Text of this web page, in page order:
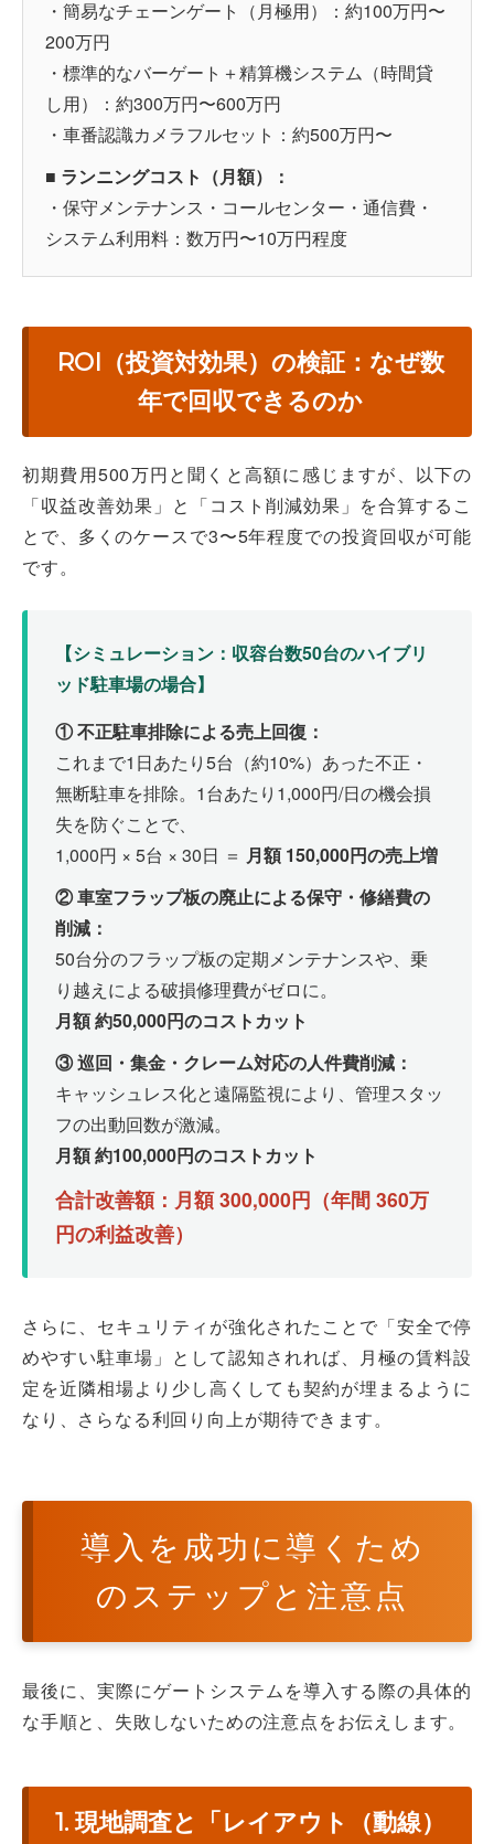
・簡易なチェーンゲート（月極用）：約100万円〜
200万円
・標準的なバーゲート＋精算機システム（時間貸
し用）：約300万円〜600万円
・車番認識カメラフルセット：約500万円〜
■ ランニングコスト（月額）：
・保守メンテナンス・コールセンター・通信費・
システム利用料：数万円〜10万円程度
ROI（投資対効果）の検証：なぜ数
年で回収できるのか
初期費用500万円と聞くと高額に感じますが、以下の
「収益改善効果」と「コスト削減効果」を合算するこ
とで、多くのケースで3〜5年程度での投資回収が可能
です。
【シミュレーション：収容台数50台のハイブリ
ッド駐車場の場合】
① 不正駐車排除による売上回復：
これまで1日あたり5台（約10%）あった不正・
無断駐車を排除。1台あたり1,000円/日の機会損
失を防ぐことで、
1,000円 × 5台 × 30日 ＝ 月額 150,000円の売上増
② 車室フラップ板の廃止による保守・修繕費の
削減：
50台分のフラップ板の定期メンテナンスや、乗
り越えによる破損修理費がゼロに。
月額 約50,000円のコストカット
③ 巡回・集金・クレーム対応の人件費削減：
キャッシュレス化と遠隔監視により、管理スタッ
フの出動回数が激減。
月額 約100,000円のコストカット
合計改善額：月額 300,000円（年間 360万
円の利益改善）
さらに、セキュリティが強化されたことで「安全で停
めやすい駐車場」として認知されれば、月極の賃料設
定を近隣相場より少し高くしても契約が埋まるように
なり、さらなる利回り向上が期待できます。
導入を成功に導くため
のステップと注意点
最後に、実際にゲートシステムを導入する際の具体的
な手順と、失敗しないための注意点をお伝えします。
1. 現地調査と「レイアウト（動線）